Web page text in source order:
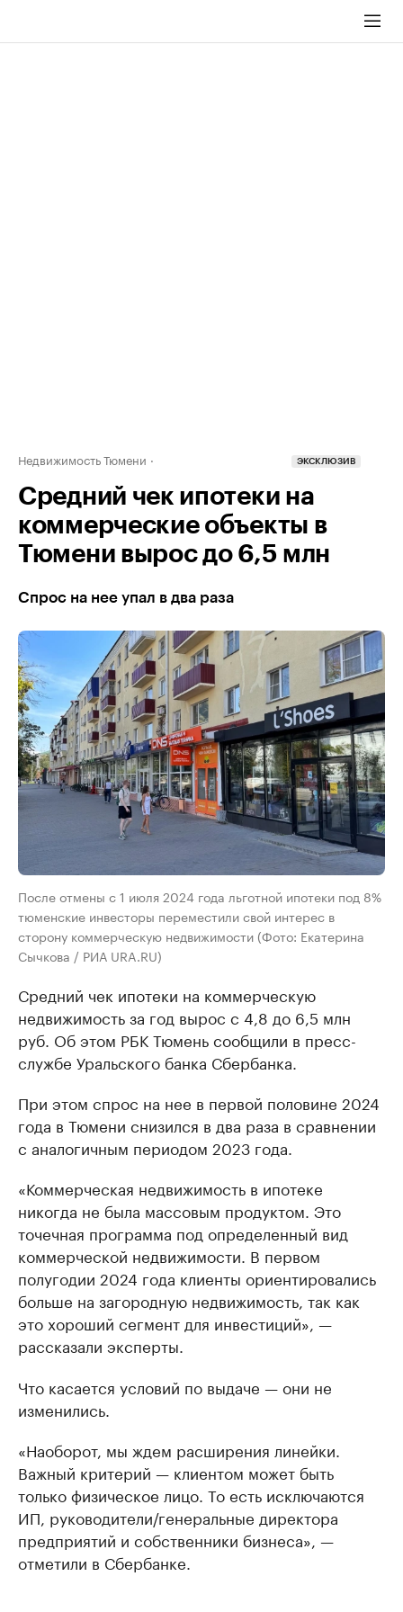
Недвижимость Тюмени ЭКСКЛЮЗИВ
Средний чек ипотеки на
коммерческие объекты в
Тюмени вырос до 6,5 млн
Спрос на нее упал в два раза
После отмены с 1 июля 2024 года льготной ипотеки под 8%
тюменские инвесторы переместили свой интерес в
сторону коммерческую недвижимости (Фото: Екатерина
Сычкова / РИА URA.RU)
Средний чек ипотеки на коммерческую
недвижимость за год вырос с 4,8 до 6,5 млн
руб. Об этом РБК Тюмень сообщили в пресс-
службе Уральского банка Сбербанка.
При этом спрос на нее в первой половине 2024
года в Тюмени снизился в два раза в сравнении
с аналогичным периодом 2023 года.
«Коммерческая недвижимость в ипотеке
никогда не была массовым продуктом. Это
точечная программа под определенный вид
коммерческой недвижимости. В первом
полугодии 2024 года клиенты ориентировались
больше на загородную недвижимость, так как
это хороший сегмент для инвестиций», —
рассказали эксперты.
Что касается условий по выдаче — они не
изменились.
«Наоборот, мы ждем расширения линейки.
Важный критерий — клиентом может быть
только физическое лицо. То есть исключаются
ИП, руководители/генеральные директора
предприятий и собственники бизнеса», —
отметили в Сбербанке.